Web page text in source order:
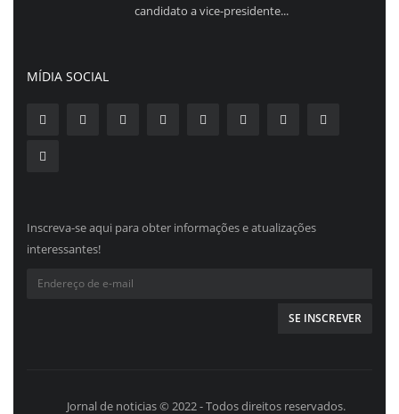
candidato a vice-presidente...
MÍDIA SOCIAL
Inscreva-se aqui para obter informações e atualizações
interessantes!
Jornal de noticias © 2022 - Todos direitos reservados.